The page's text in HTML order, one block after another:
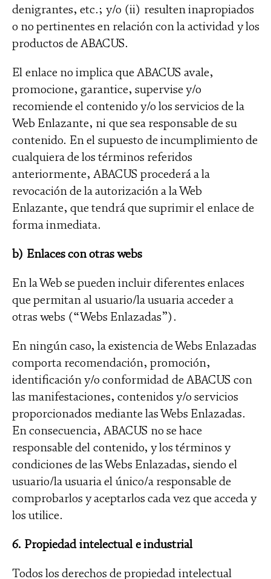
denigrantes, etc.; y/o (ii) resulten inapropiados
o no pertinentes en relación con la actividad y los
productos de ABACUS.
El enlace no implica que ABACUS avale,
promocione, garantice, supervise y/o
recomiende el contenido y/o los servicios de la
Web Enlazante, ni que sea responsable de su
contenido. En el supuesto de incumplimiento de
cualquiera de los términos referidos
anteriormente, ABACUS procederá a la
revocación de la autorización a la Web
Enlazante, que tendrá que suprimir el enlace de
forma inmediata.
b) Enlaces con otras webs
En la Web se pueden incluir diferentes enlaces
que permitan al usuario/la usuaria acceder a
otras webs (“Webs Enlazadas”).
En ningún caso, la existencia de Webs Enlazadas
comporta recomendación, promoción,
identificación y/o conformidad de ABACUS con
las manifestaciones, contenidos y/o servicios
proporcionados mediante las Webs Enlazadas.
En consecuencia, ABACUS no se hace
responsable del contenido, y los términos y
condiciones de las Webs Enlazadas, siendo el
usuario/la usuaria el único/a responsable de
comprobarlos y aceptarlos cada vez que acceda y
los utilice.
6. Propiedad intelectual e industrial
Todos los derechos de propiedad intelectual